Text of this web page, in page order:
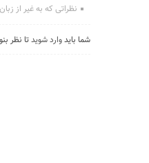
نظراتی که به غیر از
شما بایدوارد شویدتا نظر